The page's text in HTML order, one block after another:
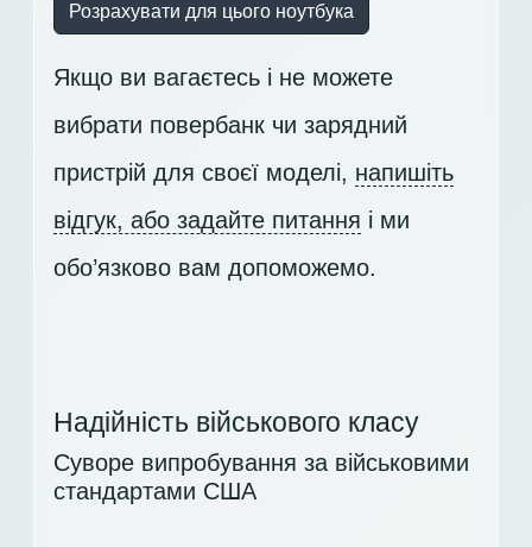
Розрахувати для цього ноутбука
Якщо ви вагаєтесь і не можете
вибрати повербанк чи зарядний
пристрій для своєї моделі, напишіть
відгук, або задайте питання і ми
обо’язково вам допоможемо.
Надійність військового класу
Суворе випробування за військовими
стандартами США